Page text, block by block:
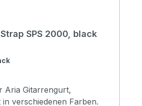
SPS 2000, black
Aria Gitarrengurt,
in verschiedenen Farben.